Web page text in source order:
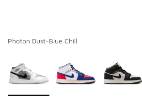
Photon Dust-Blue Chill